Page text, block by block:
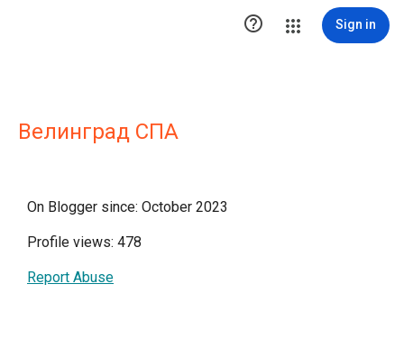
 Sign in
Велинград СПА
On Blogger since: October 2023
Profile views: 478
Report Abuse